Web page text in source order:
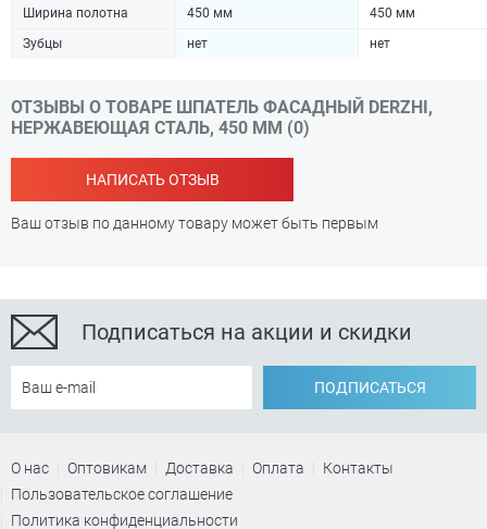
Ширина полотна
450 мм
450 мм
Зубцы
нет нет
ОТЗЫВЫ О ТОВАРЕ ШПАТЕЛЬ ФАСАДНЫЙ DERZHI,
НЕРЖАВЕЮЩАЯ СТАЛЬ, 450 ММ (0)
НАПИСАТЬ ОТЗЫВ
Ваш отзыв по данному товару может быть первым
Подписаться на акции и скидки
ПОДПИСАТЬСЯ
О нас Оптовикам Доставка Оплата
Контакты
Пользовательское соглашение
Политика конфиденциальности